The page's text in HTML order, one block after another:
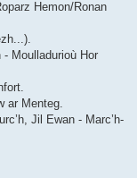
Hemon/Ronan
Moulladurioù Hor
ar Menteg.
Jil Ewan - Marc’h-